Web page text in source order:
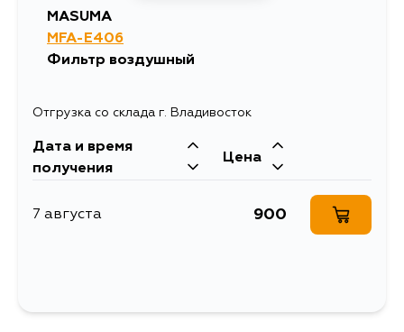
MASUMA
MFA-E406
Фильтр воздушный
Отгрузка со склада г. Владивосток
Дата и время
получения
Цена
7 августа 900